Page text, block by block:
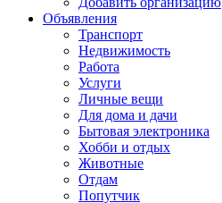
Объявления
Транспорт
Недвижимость
Работа
Услуги
Личные вещи
Для дома и дачи
Бытовая электроника
Хобби и отдых
Животные
Отдам
Попутчик